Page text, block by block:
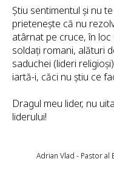
Știu sentimentul și nu
prietenește că nu
atârnat pe cruce, în
soldați romani, alături
saduchei (lideri
iartă-i, căci nu știu ce
Dragul meu lider, nu
liderului!
Adrian Vlad - Pastor al